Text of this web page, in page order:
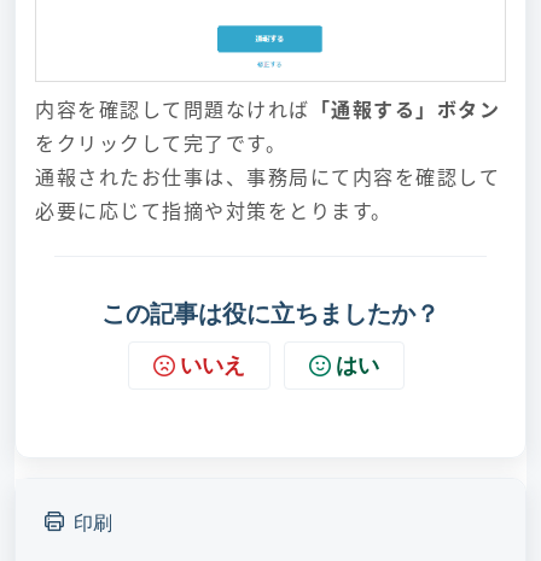
内容を確認して問題なければ 「通報する」ボタン
をクリックして完了です。
通報されたお仕事は、事務局にて内容を確認して
必要に応じて指摘や対策をとります。
この記事は役に立ちましたか？
いいえ はい
印刷